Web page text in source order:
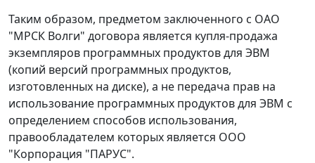
Таким образом, предметом заключенного с ОАО
"МРСК Волги" договора является купля-продажа
экземпляров программных продуктов для ЭВМ
(копий версий программных продуктов,
изготовленных на диске), а не передача прав на
использование программных продуктов для ЭВМ с
определением способов использования,
правообладателем которых является ООО
"Корпорация "ПАРУС".